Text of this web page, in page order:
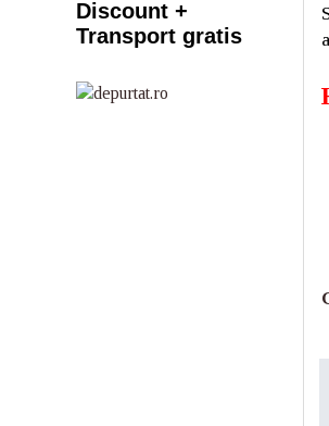
Discount +
Transport gratis